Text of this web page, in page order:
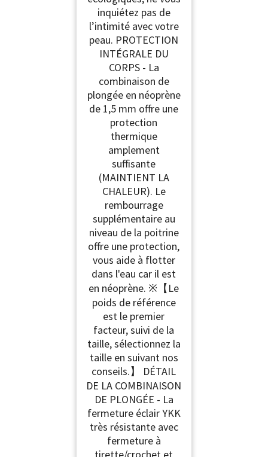
inquiétez pas de
l’intimité avec votre
peau. PROTECTION
INTÉGRALE DU
CORPS - La
combinaison de
plongée en néoprène
de 1,5 mm offre une
protection
thermique
amplement
suffisante
(MAINTIENT LA
CHALEUR). Le
rembourrage
supplémentaire au
niveau de la poitrine
offre une protection,
vous aide à flotter
dans l'eau car il est
en néoprène. ※【Le
poids de référence
est le premier
facteur, suivi de la
taille, sélectionnez la
taille en suivant nos
conseils.】 DÉTAIL
DE LA COMBINAISON
DE PLONGÉE - La
fermeture éclair YKK
très résistante avec
fermeture à